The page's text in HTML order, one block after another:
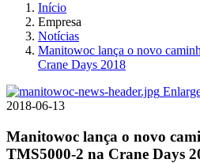
Início
Empresa
Notícias
Manitowoc lança o novo
Crane Days 2018
2018-06-13
Manitowoc lança o novo
TMS5000-2 na Crane Days